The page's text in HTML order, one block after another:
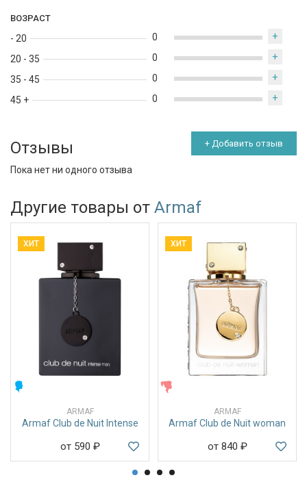
ВОЗРАСТ
- 20
20 - 35
35 - 45
45 +
0 +
0 +
0 +
0 +
Отзывы + Добавить отзыв
Пока нет ни одного отзыва
Другие товары от Armaf
ХИТ
ARMAF
Armaf Club de Nuit Intense
от 590 ₽
ХИТ
ARMAF
Armaf Club de Nuit woman
от 840 ₽